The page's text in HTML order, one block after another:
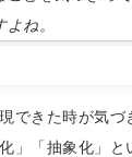
ね。
できた時が気づ
」「抽象化」と